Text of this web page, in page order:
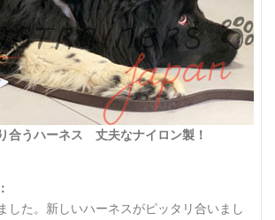
合うハーネス 丈夫なナイロン製！
した。新しいハーネスがピッタリ合いまし